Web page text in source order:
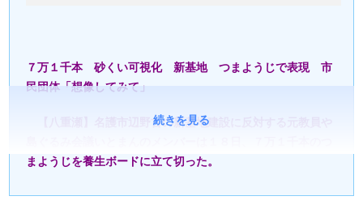
７万１千本 砂くい可視化 新基地 つまようじで表現 市
民団体「想像してみて」
【八重瀬】名護市辺野古の新基地建設に反対する元教員や
まようじを養生ボードに立て切った。
続きを見る